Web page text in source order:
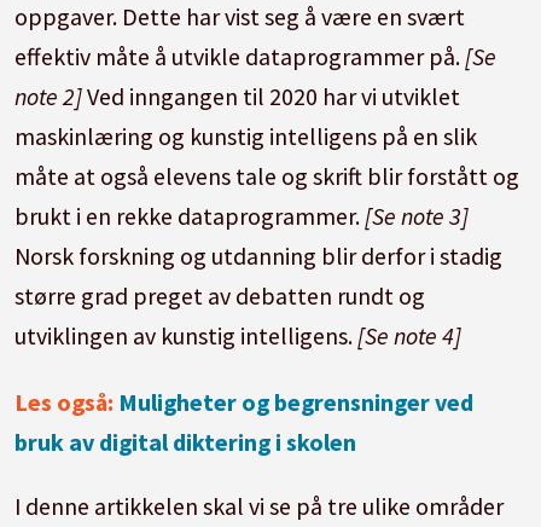
oppgaver. Dette har vist seg å være en svært
effektiv måte å utvikle dataprogrammer på. [Se
note 2]Ved inngangen til 2020 har vi utviklet
maskinlæring og kunstig intelligens på en slik
måte at også elevens tale og skrift blir forstått og
brukt i en rekke dataprogrammer. [Se note 3]
Norsk forskning og utdanning blir derfor i stadig
større grad preget av debatten rundt og
utviklingen av kunstig intelligens. [Se note 4]
Les også: Muligheter og begrensninger ved
bruk av digital diktering i skolen
I denne artikkelen skal vi se på tre ulike områder